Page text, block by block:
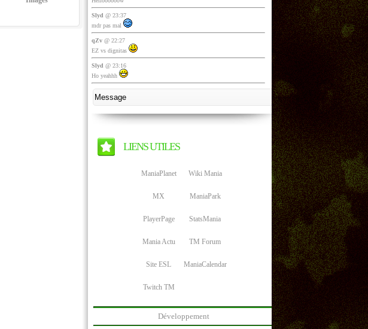
Slyd @ 23:37
mdr pas mal
qZv@ 22:27
EZ vs dignitas
Slyd @ 23:16
Ho yeahhh
LIENS UTILES
ManiaPlanet Wiki Mania
MX ManiaPark
PlayerPage StatsMania
Mania Actu TM Forum
Site ESL ManiaCalendar
Twitch TM
Développement